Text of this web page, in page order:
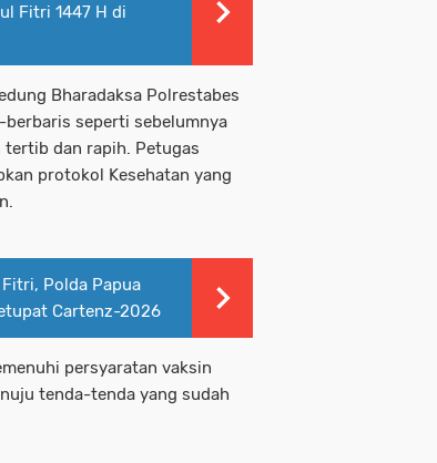
Fitri 1447 H di
Bharadaksa Polrestabes
seperti sebelumnya
tertib dan rapih. Petugas
protokol Kesehatan yang
Polda Papua
Cartenz-2026
persyaratan vaksin
tenda-tenda yang sudah